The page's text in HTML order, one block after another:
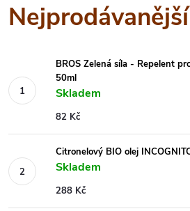
Nejprodávanější
BROS Zelená síla - Repelent
50ml
Skladem
82 Kč
Citronelový BIO olej
Skladem
288 Kč